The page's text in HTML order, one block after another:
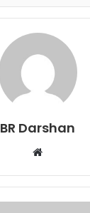
BR Darshan
b
s